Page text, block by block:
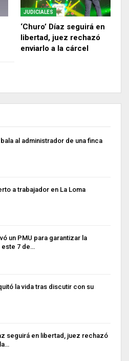
JUDICIALES
‘Churo’ Díaz seguirá en
libertad, juez rechazó
enviarlo a la cárcel
al administrador de una finca
a trabajador en La Loma
un PMU para garantizar la
este 7 de…
la vida tras discutir con su
seguirá en libertad, juez rechazó